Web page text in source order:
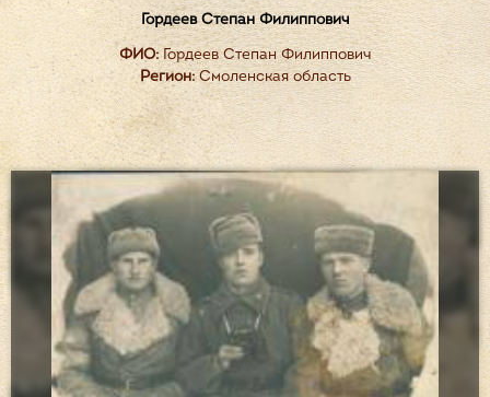
Гордеев Степан Филиппович
ФИО:Гордеев Степан Филиппович
Регион:Смоленская область